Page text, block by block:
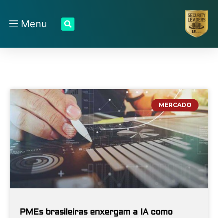
Menu
MERCADO
PMEs brasileiras enxergam a IA como